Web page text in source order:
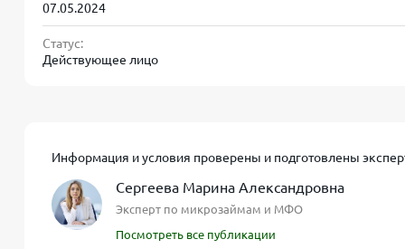
Преимущества компании
займ и получать все необходимые
Высокий процент одобрения
. До 99% заявок
широкого круга клиентов.
07.05.2024
Статус:
Действующее лицо
Информация и условия проверены и подготовлены
Сергеева Марина Александровна
Эксперт по микрозаймам и МФО
Посмотреть все публикации